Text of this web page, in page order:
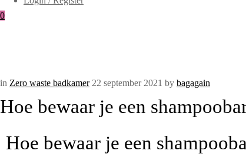
0
in Zero waste badkamer 22 september 2021 by bagagain
Hoe bewaar je een
Hoe bewaar je een